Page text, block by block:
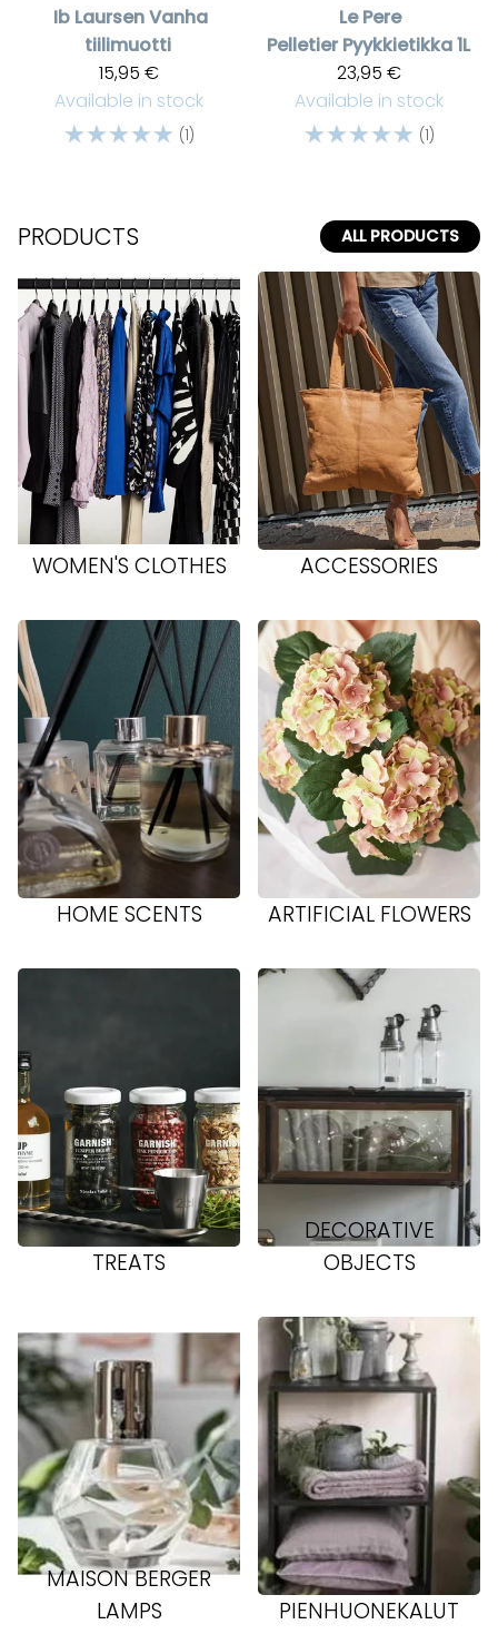
Ib LaursenVanha
tiilimuotti
15,95 €
Available in stock
☆☆☆☆☆ (1)
Le Pere
Pelletier Pyykkietikka 1L
23,95 €
Available in stock
☆☆☆☆☆ (1)
PRODUCTS ALL PRODUCTS
WOMEN'S CLOTHES ACCESSORIES
HOME SCENTS ARTIFICIAL FLOWERS
TREATS
DECORATIVE
OBJECTS
MAISON BERGER
LAMPS
PIENHUONEKALUT